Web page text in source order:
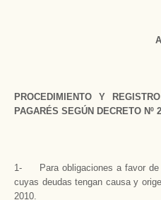
PROCEDIMIENTO Y
PAGARÉS SEGÚN DECRETO Nº
1- Para obligaciones a favor de
cuyas deudas tengan causa y
2010.